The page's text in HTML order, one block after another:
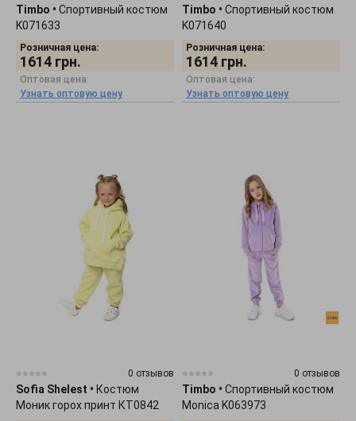
Timbo • Спортивный костюм
K071633
Розничная цена:
1614 грн.
Оптовая цена:
Узнать оптовую цену
Timbo • Спортивный костюм
K071640
Розничная цена:
1614 грн.
Оптовая цена:
Узнать оптовую цену
0 отзывов
Sofia Shelest • Костюм
Моник горох принт КТ0842
0 отзывов
Timbo • Спортивный костюм
Monica K063973